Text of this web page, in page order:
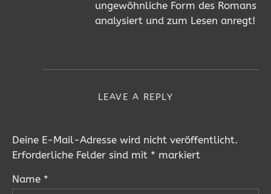
ungewöhnliche Form des Romans
analysiert und zum Lesen anregt!
LEAVE A REPLY
Deine E-Mail-Adresse wird nicht veröffentlicht.
Erforderliche Felder sind mit * markiert
Name *